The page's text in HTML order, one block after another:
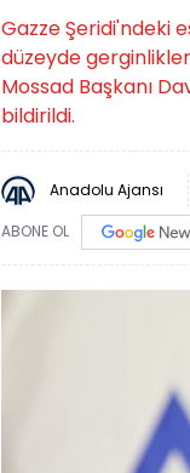
Gazze Şeridi'ndeki
düzeyde
Mossad Başkanı
bildirildi.
Anadolu Ajansı
ABONE OL